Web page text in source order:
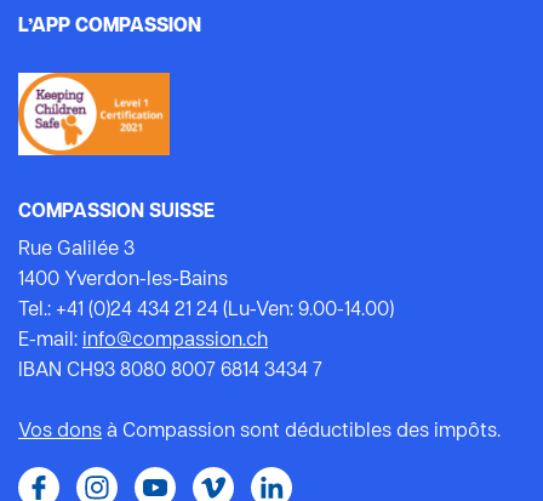
L’APP COMPASSION
COMPASSION SUISSE
Rue Galilée 3
1400 Yverdon-les-Bains
Tel.: +41 (0)24 434 21 24 (Lu-Ven: 9.00-14.00)
E-mail: info@compassion.ch
IBAN CH93 8080 8007 6814 3434 7
Vos dons à Compassion sont déductibles des impôts.